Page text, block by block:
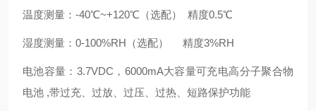
温度测量：-40℃~+120℃（选配） 精度0.5℃
湿度测量：0-100%RH（选配） 精度3%RH
电池容量：3.7VDC，6000mA大容量可充电高分子聚合物
电池 ,带过充、过放、过压、过热、短路保护功能